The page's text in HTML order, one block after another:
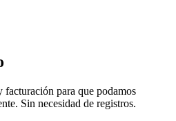
para que podamos
Sin necesidad de registros.